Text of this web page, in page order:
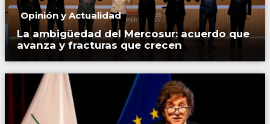
Opinión y Actualidad
La ambigüedad del Mercosur: acuerdo que
avanza y fracturas que crecen